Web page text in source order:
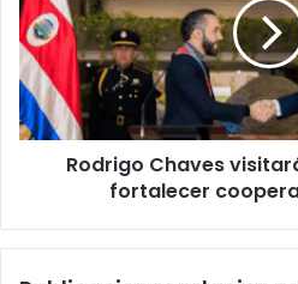
El
Salvador
para
fortalecer
cooperación
bilateral
Rodrigo Chaves
fortalecer